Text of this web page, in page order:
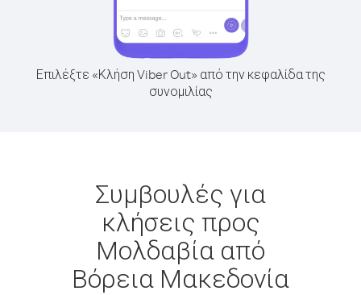
Επιλέξτε «Κλήση Viber Out» από την κεφαλίδα της
συνομιλίας
Συμβουλές για
κλήσεις προς
Μολδαβία από
Βόρεια Μακεδονία